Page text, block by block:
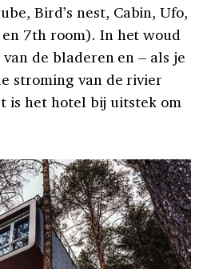
Bird’s nest, Cabin, Ufo,
7th room). In het woud
de bladeren en – als je
stroming van de rivier
is het hotel bij uitstek om